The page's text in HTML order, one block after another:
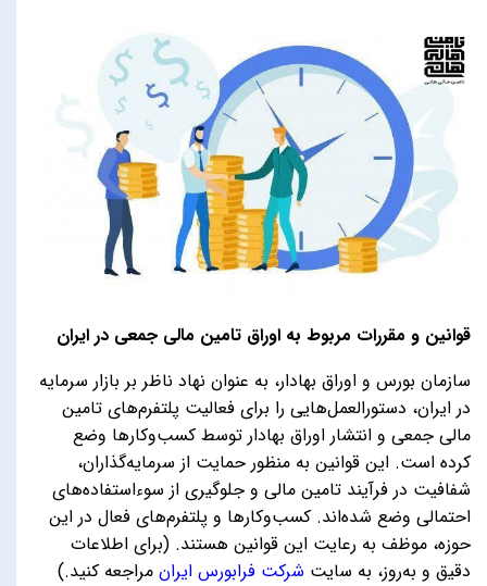
قوانین و مقررات مربوط به اوراق تامین مالی جمعی در ایران
سازمان بورس و اوراق بهادار، به عنوان نهاد ناظر بر بازار سرمایه
در ایران، دستورالعمل‌هایی را برای فعالیت پلتفرم‌های تامین
مالی جمعی و انتشار اوراق بهادار توسط کسب‌وکارها وضع
کرده است. این قوانین به منظور حمایت از سرمایه‌گذاران،
شفافیت در فرآیند تامین مالی و جلوگیری از سوءاستفاده‌های
احتمالی وضع شده‌اند. کسب‌وکارها و پلتفرم‌های فعال در این
حوزه، موظف به رعایت این قوانین هستند. (برای اطلاعات
دقیق و به‌روز، به سایت شرکت فرابورس ایران مراجعه کنید.)